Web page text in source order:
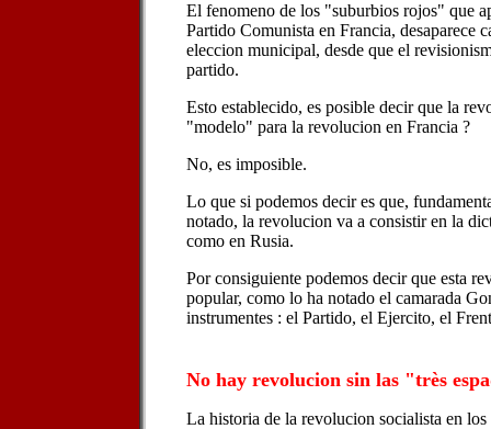
El fenomeno de los "suburbios rojos" que
Partido Comunista en Francia, desaparece
eleccion municipal, desde que el
partido.
Esto establecido, es posible decir que la
"modelo" para la revolucion en Francia ?
No, es imposible.
Lo que si podemos decir es que,
notado, la revolucion va a consistir en la
como en Rusia.
Por consiguiente podemos decir que esta
popular, como lo ha notado el camarada
instrumentes : el Partido, el Ejercito, el
No hay revolucion sin las "très
La historia de la revolucion socialista en los